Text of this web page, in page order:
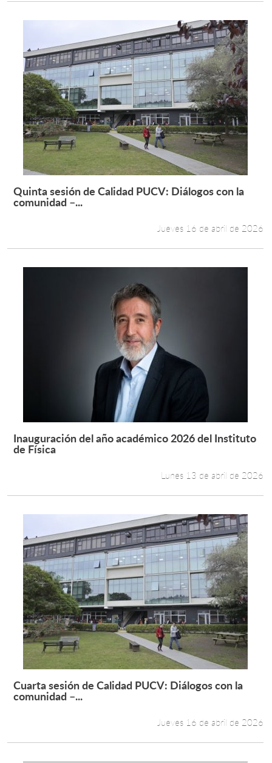
Leer más +
Quinta sesión de Calidad PUCV: Diálogos con la
comunidad –...
Jueves 16 de abril de 2026
Leer más +
Inauguración del año académico 2026 del Instituto
de Física
Lunes 13 de abril de 2026
Leer más +
Cuarta sesión de Calidad PUCV: Diálogos con la
comunidad –...
Jueves 16 de abril de 2026